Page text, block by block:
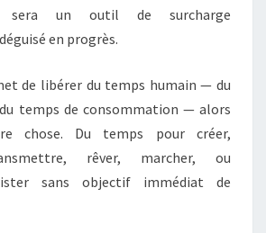
sera un outil de surcharge
en progrès.
de libérer du temps humain — du
temps de consommation — alors
chose. Du temps pour créer,
rêver, marcher, ou
sans objectif immédiat de